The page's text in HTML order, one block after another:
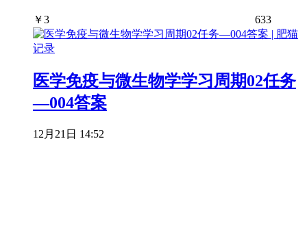
￥3 633
医学免疫与微生物学学习周期02任务
—004答案
12月21日 14:52